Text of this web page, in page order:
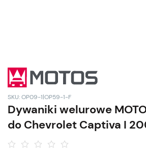
SKU: OP09-1|OP59-1-F
Dywaniki welurowe
do Chevrolet Captiva I